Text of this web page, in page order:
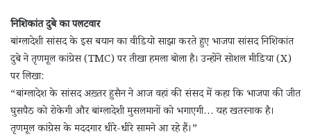
निशिकांत दुबे का पलटवार
बांग्लादेशी सांसद के इस बयान का वीडियो साझा करते हुए भाजपा सांसद निशिकांत
दुबे ने तृणमूल कांग्रेस (TMC) पर तीखा हमला बोला है। उन्होंने सोशल मीडिया (X)
पर लिखा:
“बांग्लादेश के सांसद अख़्तर हुसैन ने आज वहां की संसद में कहा कि भाजपा की जीत
घुसपैठ को रोकेगी और बांग्लादेशी मुसलमानों को भगाएगी… यह खतरनाक है।
तृणमूल कांग्रेस के मददगार धीरे-धीरे सामने आ रहे हैं।”